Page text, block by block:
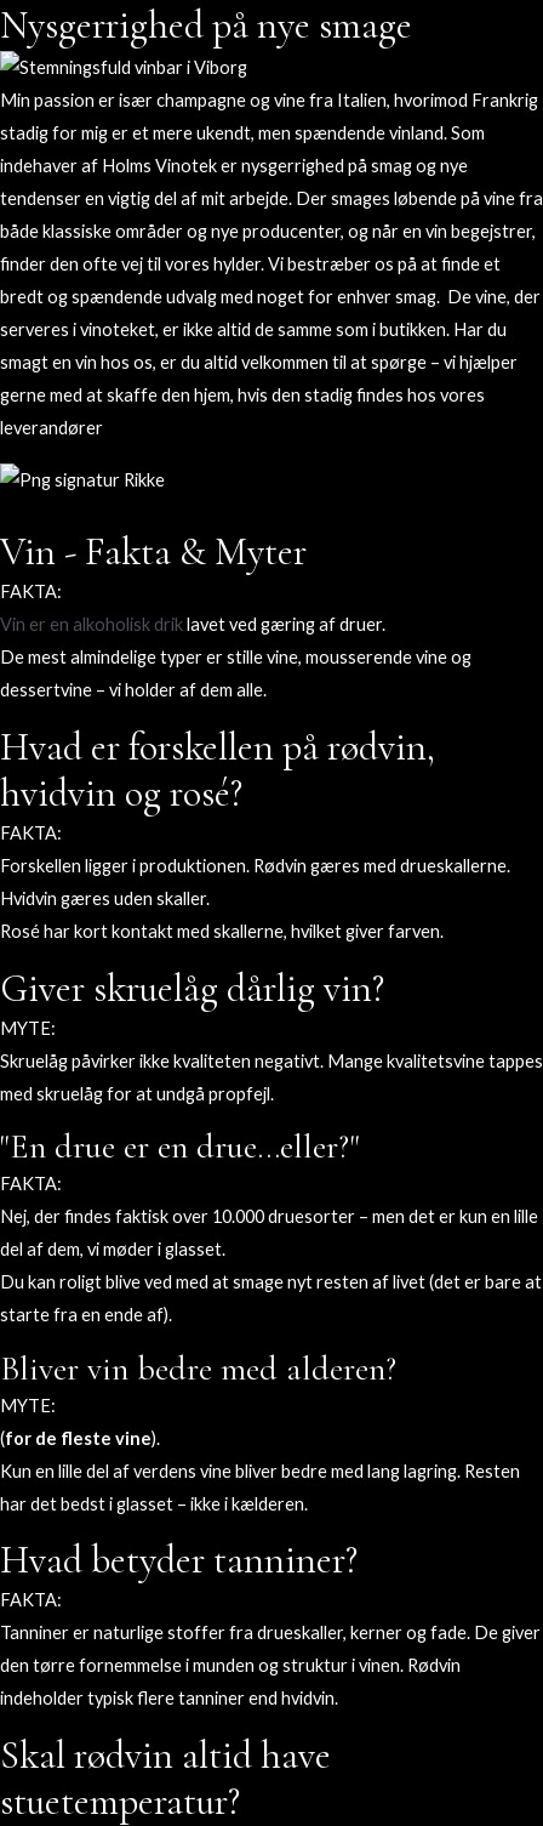
Nysgerrighed på nye smage
Min passion er især champagne og vine fra Italien, hvorimod Frankrig
stadig for mig er et mere ukendt, men spændende vinland. Som
indehaver af Holms Vinotek er nysgerrighed på smag og nye
tendenser en vigtig del af mit arbejde. Der smages løbende på vine fra
både klassiske områder og nye producenter, og når en vin begejstrer,
finder den ofte vej til vores hylder. Vi bestræber os på at finde et
bredt og spændende udvalg med noget for enhver smag. De vine, der
serveres i vinoteket, er ikke altid de samme som i butikken. Har du
smagt en vin hos os, er du altid velkommen til at spørge – vi hjælper
gerne med at skaffe den hjem, hvis den stadig findes hos vores
leverandører
Vin - Fakta & Myter
FAKTA:
Vin er en alkoholisk driklavet ved gæring af druer.
De mest almindelige typer er stille vine, mousserende vine og
dessertvine – vi holder af dem alle.
Hvad er forskellen på rødvin,
hvidvin og rosé?
FAKTA:
Forskellen ligger i produktionen. Rødvin gæres med drueskallerne.
Hvidvin gæres uden skaller.
Rosé har kort kontakt med skallerne, hvilket giver farven.
Giver skruelåg dårlig vin?
MYTE:
Skruelåg påvirker ikke kvaliteten negativt. Mange kvalitetsvine tappes
med skruelåg for at undgå propfejl.
"En drue er en drue...eller?"
FAKTA:
Nej, der findes faktisk over 10.000 druesorter – men det er kun en lille
del af dem, vi møder i glasset.
Du kan roligt blive ved med at smage nyt resten af livet (det er bare at
starte fra en ende af).
Bliver vin bedre med alderen?
MYTE:
(for de fleste vine).
Kun en lille del af verdens vine bliver bedre med lang lagring. Resten
har det bedst i glasset – ikke i kælderen.
Hvad betyder tanniner?
FAKTA:
Tanniner er naturlige stoffer fra drueskaller, kerner og fade. De giver
den tørre fornemmelse i munden og struktur i vinen. Rødvin
indeholder typisk flere tanniner end hvidvin.
Skal rødvin altid have
stuetemperatur?